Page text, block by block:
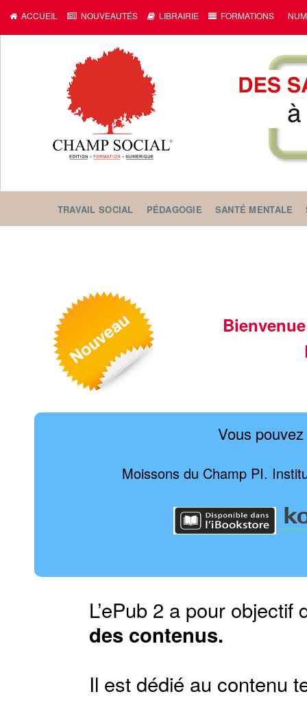
ACCUEIL NOUVEAUTÉS LIBRAIRIE FORMATIONS
TRAVAIL SOCIAL PÉDAGOGIE SANTÉ MENTALE
Vous
Moissons du Champ PI.
L’ePub 2 a pour
des contenus.
Il est dédié au contenu